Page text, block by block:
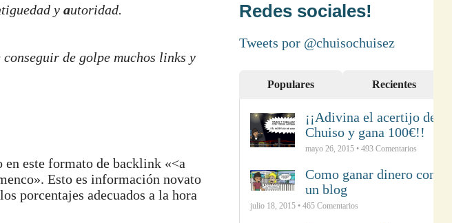
y autoridad.
de golpe muchos links y
este formato de backlink «<a
Esto es información novato
porcentajes adecuados a la hora
Redes sociales!
Tweets por @chuisochuisez
Populares Recientes
¡¡Adivina el acertijo de
Chuiso y gana 100€!!
mayo 26, 2015 • 493Comentarios
Como ganar dinero con
un blog
julio 18, 2015 • 465Comentarios